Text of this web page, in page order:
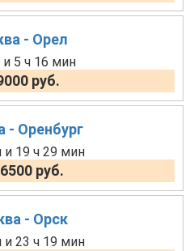
- Орел
5 ч 16 мин
руб.
- Оренбург
и 19 ч 29 мин
руб.
- Орск
и 23 ч 19 мин